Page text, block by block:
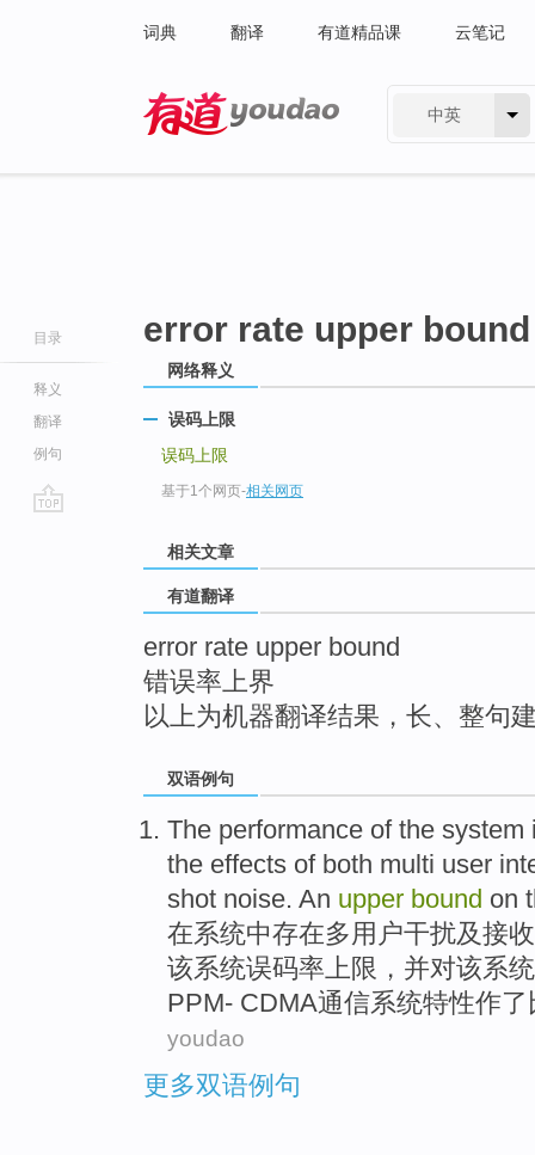
词典 翻译 有道精品课 云笔记
中英
目录
释义
翻译
例句
error rate upper bound
网络释义
误码上限
误码上限
基于1个网页-相关网页
相关文章
有道翻译
error rate upper bound
错误率上界
以上为机器翻译结果，长、整句
双语例句
The performance of the system
the effects ofboth multi user
shot noise. An upper bound on
在系统中存在多用户干扰及接
该系统误码率 上限 ，并对该系统
PPM- CDMA通信系统特性作了
youdao
更多双语例句